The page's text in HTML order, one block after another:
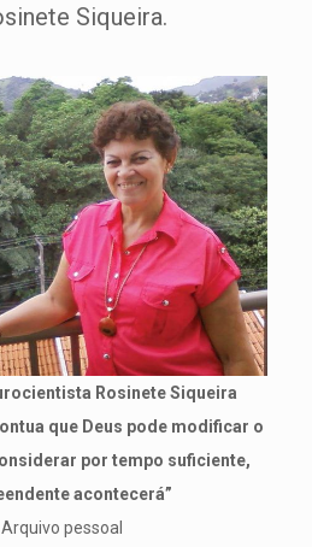
Siqueira.
Rosinete Siqueira
que Deus pode modificar o
por tempo suficiente,
acontecerá”
Arquivo pessoal